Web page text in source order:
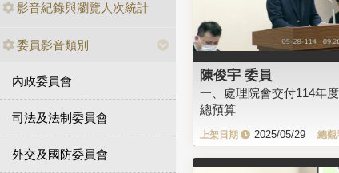
影音紀錄與瀏覽人次統計
委員影音類別
內政委員會
司法及法制委員會
外交及國防委員會
陳俊宇 委員
一、處理院會交付114年
總預算
2025/05/29